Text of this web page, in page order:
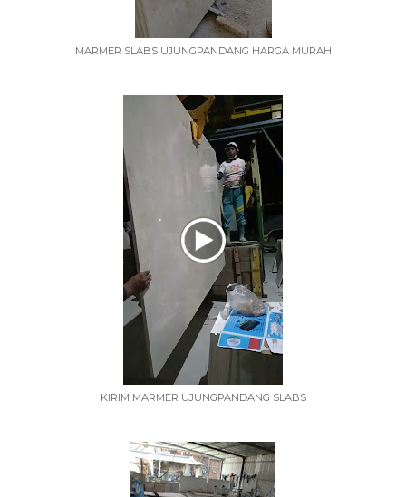
MARMER SLABS UJUNGPANDANG HARGA MURAH
KIRIM MARMER UJUNGPANDANG SLABS